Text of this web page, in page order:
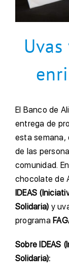
El Banco de
entrega de
esta semana,
de las
comunidad.
chocolate de
IDEAS
Solidaria) y
programa
Sobre IDEAS
Solidaria):